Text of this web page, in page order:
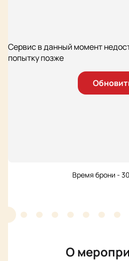
Сервис в данный момент
попытку позже
Время брони -
О